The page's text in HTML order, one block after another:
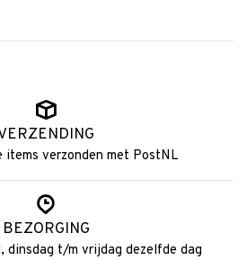
items verzonden met PostNL
BEZORGING
dinsdag t/m vrijdag dezelfde dag